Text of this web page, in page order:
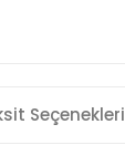
Seçenekleri